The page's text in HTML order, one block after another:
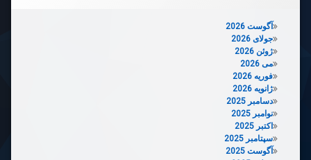
آگوست 2026
جولای 2026
ژوئن 2026
می 2026
فوریه 2026
ژانویه 2026
دسامبر 2025
نوامبر 2025
اکتبر 2025
سپتامبر 2025
آگوست 2025